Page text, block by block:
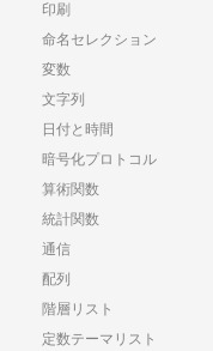
印刷
命名セレクション
変数
文字列
日付と時間
暗号化プロトコル
算術関数
統計関数
通信
配列
階層リスト
定数テーマリスト